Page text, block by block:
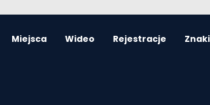
Miejsca Wideo Rejestracje Znaki